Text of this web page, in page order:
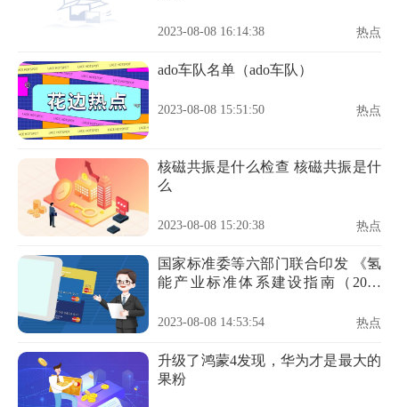
2023-08-08 16:14:38 热点
ado车队名单（ado车队）
2023-08-08 15:51:50 热点
核磁共振是什么检查 核磁共振是什
么
2023-08-08 15:20:38 热点
国家标准委等六部门联合印发 《氢
能产业标准体系建设指南（2023
2023-08-08 14:53:54 热点
升级了鸿蒙4发现，华为才是最大的
果粉